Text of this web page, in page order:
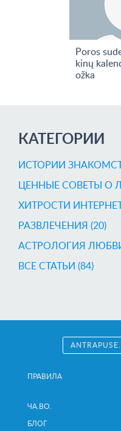
Poros
kinų
ožka
КАТЕГОРИИ
ИСТОРИИ
ЦЕННЫЕ СОВЕТЫ О
ХИТРОСТИ
РАЗВЛЕЧЕНИЯ (20)
AСТРОЛОГИЯ
ВСЕ СТАТЬИ (84)
ПРАВИЛА
ЧА.ВО.
БЛОГ